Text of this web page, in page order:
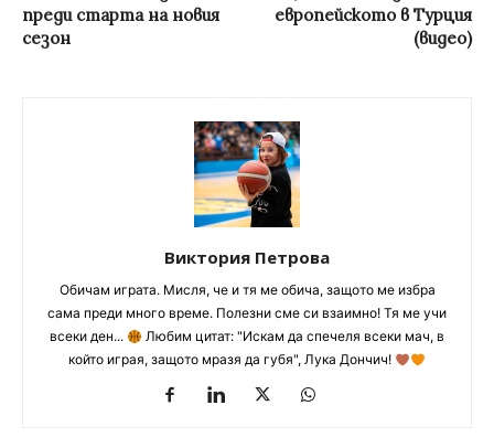
преди старта на новия
сезон
европейското в Турция
(видео)
Виктория Петрова
Обичам играта. Мисля, че и тя ме обича, защото ме избра
сама преди много време. Полезни сме си взаимно! Тя ме учи
всеки ден...
Любим цитат: "Искам да спечеля всеки мач, в
който играя, защото мразя да губя", Лука Дончич!